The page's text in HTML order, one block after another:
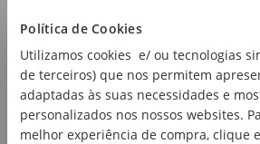
Política de Cookies
Utilizamos cookies e/ ou tecnologias
de terceiros) que nos permitem
adaptadas às suas necessidades e
personalizados nos nossos websites.
melhor experiência de compra, clique
1 ,79€
7,16€/kg